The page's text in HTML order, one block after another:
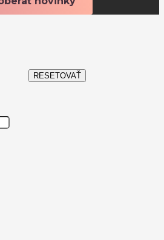
RESETOVAŤ